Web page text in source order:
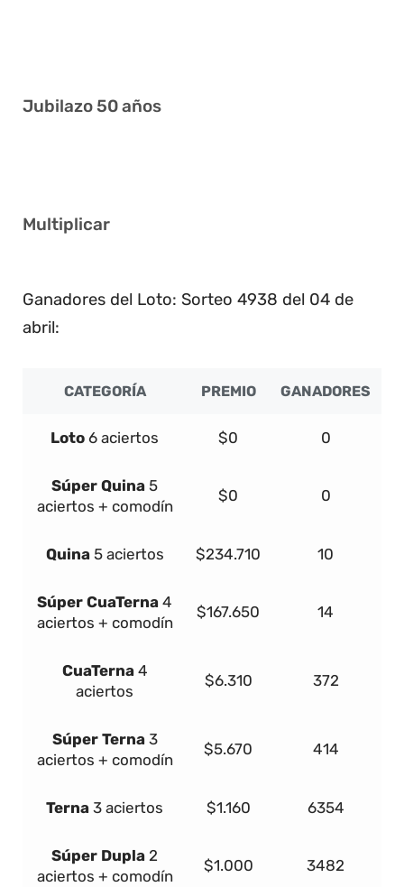
Jubilazo 50 años
Multiplicar
Ganadores del Loto: Sorteo 4938 del 04 de
abril:
CATEGORÍA PREMIO GANADORES
Loto 6 aciertos $0 0
Súper Quina 5
aciertos + comodín
$0 0
Quina 5 aciertos $234.710 10
Súper CuaTerna 4
aciertos + comodín
$167.650 14
CuaTerna 4
aciertos
$6.310 372
Súper Terna 3
aciertos + comodín
$5.670 414
Terna 3 aciertos $1.160 6354
Súper Dupla 2
aciertos + comodín
$1.000 3482